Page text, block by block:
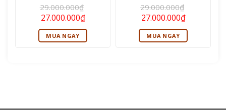
Được xếp
hạng55
sao
29.000.000₫
Giá
gốc
là:
29.000.000₫.
27.000.000₫Giá
hiện
tại
là:
MUA NGAY
Được xếp
hạng55
sao
29.000.000₫
Giá
gốc
là:
29.000.000₫.
27.000.000₫Giá
hiện
tại
là:
MUA NGAY